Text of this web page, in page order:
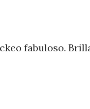
fabuloso.